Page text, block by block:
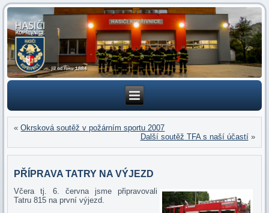
«Okrsková soutěž v požárním sportu 2007
Další soutěž TFA s naší účastí»
PŘÍPRAVA TATRY NA VÝJEZD
Včera tj. 6. června jsme připravovali
Tatru 815 na první výjezd.